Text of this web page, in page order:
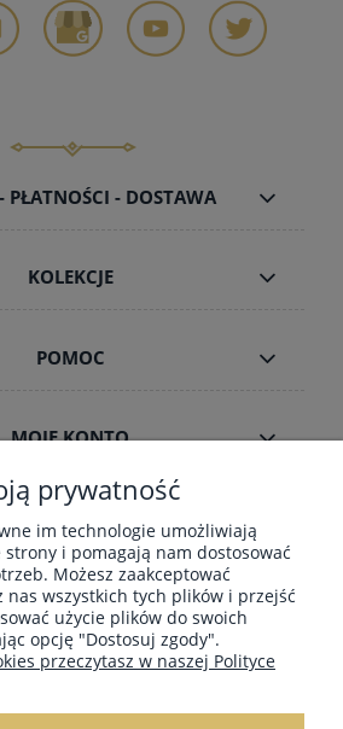
PŁATNOŚCI - DOSTAWA
KOLEKCJE
POMOC
MOJE KONTO
INFORMACJE
HURT B2B
! za zakupy powyżej 190
prywatność
im technologie umożliwiają
strony i pomagają nam dostosować
Możesz zaakceptować
nas wszystkich tych plików i przejść
użycie plików do swoich
opcję "Dostosuj zgody".
przeczytasz w naszej Polityce